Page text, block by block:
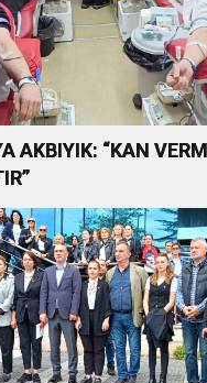
AKBIYIK: “KAN